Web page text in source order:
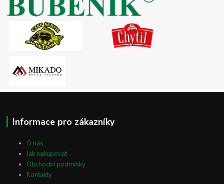
Informace pro zákazníky
O nás
Jak nakupovat
Obchodní podmínky
Kontakty